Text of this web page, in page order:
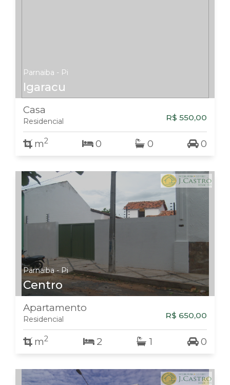
Parnaiba - Pi
Igaracu
Casa
Residencial R$ 550,00
m2 0 0 0
Parnaiba - Pi
Centro
Apartamento
Residencial R$ 650,00
m2 2 1 0